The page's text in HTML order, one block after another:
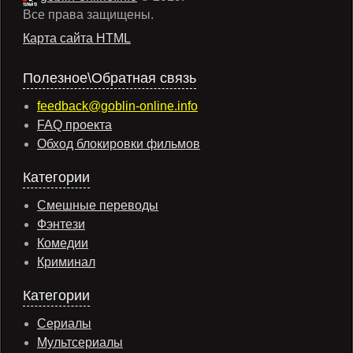
Все права защищены.
Карта сайта HTML
Полезное\Обратная связь
feedback@goblin-online.info
FAQ проекта
Обход блокировки фильмов
Категории
Смешные переводы
Фэнтези
Комедии
Криминал
Категории
Сериалы
Мультсериалы